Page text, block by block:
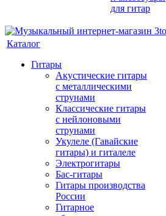
для гитар
Каталог
Гитары
Акустические гитары
с металлическими
струнами
Классические гитары
с нейлоновыми
струнами
Укулеле (Гавайские
гитары) и гиталеле
Электрогитары
Бас-гитары
Гитары производства
России
Гитарное